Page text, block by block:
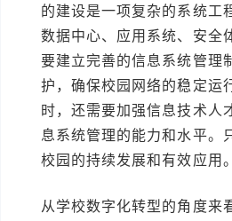
的建设是一项复杂的系统工
数据中心、应用系统、安全
要建立完善的信息系统管理
护，确保校园网络的稳定运
时，还需要加强信息技术人
息系统管理的能力和水平。
校园的持续发展和有效应用。
从学校数字化转型的角度来